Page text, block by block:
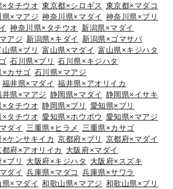
×タチウオ 東京都×シロギス 東京都×マダコ
県×マアジ 神奈川県×マダイ 神奈川県×ブリ
神奈川県×タチウオ 新潟県×マダイ
アジ 新潟県×キダイ
新潟県×ゴマサバ
山県×ブリ 富山県×マダイ 富山県×キジハタ
石川県×ブリ
石川県×キジハタ
×カサゴ 石川県×マアジ
福井県×マダイ 福井県×アオリイカ
井県×マアジ 静岡県×マダイ 静岡県×イサキ
×タチウオ 静岡県×ブリ
愛知県×ブリ
×タチウオ 愛知県×ホウボウ 愛知県×マアジ
ダイ 三重県×ヒラメ
三重県×カサゴ
×ケンサキイカ 京都府×ブリ
京都府×マダイ
都府×アオリイカ
大阪府×マダイ
×ブリ 大阪府×キジハタ
大阪府×スズキ
ダイ 兵庫県×マダコ
兵庫県×サワラ
県×マダイ 和歌山県×マアジ 和歌山県×ブリ